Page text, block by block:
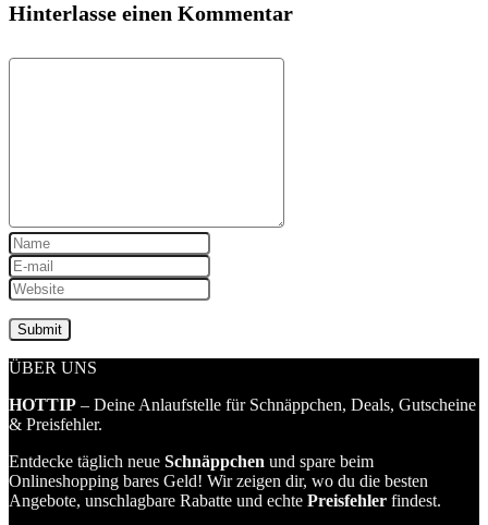
Hinterlasse einen Kommentar
ÜBER UNS
HOTTIP – Deine Anlaufstelle für Schnäppchen, Deals, Gutscheine
& Preisfehler.
Entdecke täglich neue Schnäppchen und spare beim
Onlineshopping bares Geld! Wir zeigen dir, wo du die besten
Angebote, unschlagbare Rabatte und echte Preisfehler findest.